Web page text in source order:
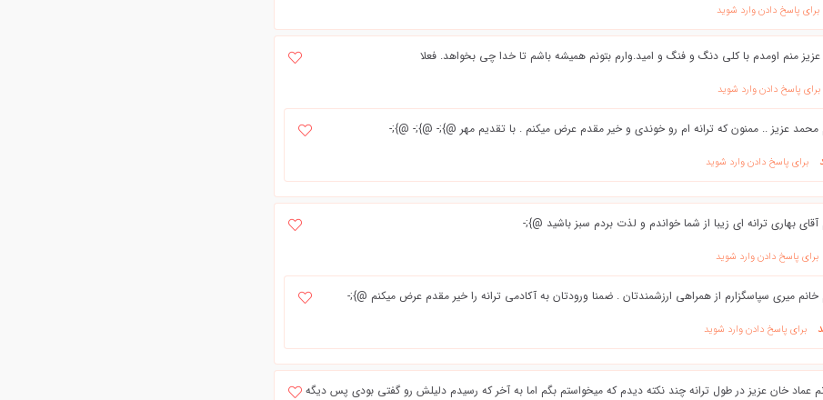
برای پاسخ دادن وارد شوید
عزيز منم اومدم با كلي دنگ و فنگ و اميد.وارم بتونم هميشه باشم تا خدا چي بخواهد. فعلا
برای پاسخ دادن وارد شوید
محمد عزیز .. ممنون که ترانه ام رو خوندی و خیر مقدم عرض میکنم . با تقدیم مهر @};- @};- @};-
برای پاسخ دادن وارد شوید
آقای بهاری ترانه ای زیبا از شما خواندم و لذت بردم سبز باشید @};-
برای پاسخ دادن وارد شوید
خانم میری سپاسگزارم از همراهی ارزشمندتان . ضمنا ورودتان به آکادمی ترانه را خیر مقدم عرض میکنم @};-
برای پاسخ دادن وارد شوید
عماد خان عزیز در طول ترانه چند نکته دیدم که میخواستم بگم اما به آخر که رسیدم دلیلش رو گفتی بودی پس دیگه